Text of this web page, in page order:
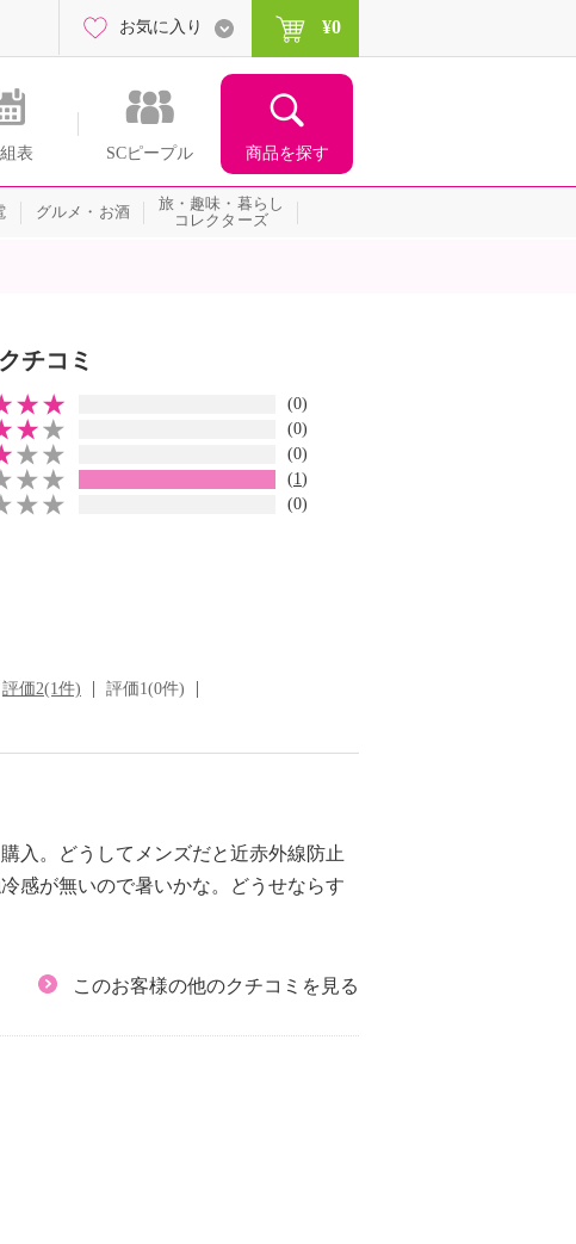
表 SCピープル 商品を探す
お気に入り ¥0
グルメ・お酒
旅・趣味・暮らし
コレクターズ
チコミ
(0)
(0)
(0)
(1 )
(0)
評価2(1件) 評価1(0件)
入。どうしてメンズだと近赤外線防止
感が無いので暑いかな。どうせならす
このお客様の他のクチコミを見る